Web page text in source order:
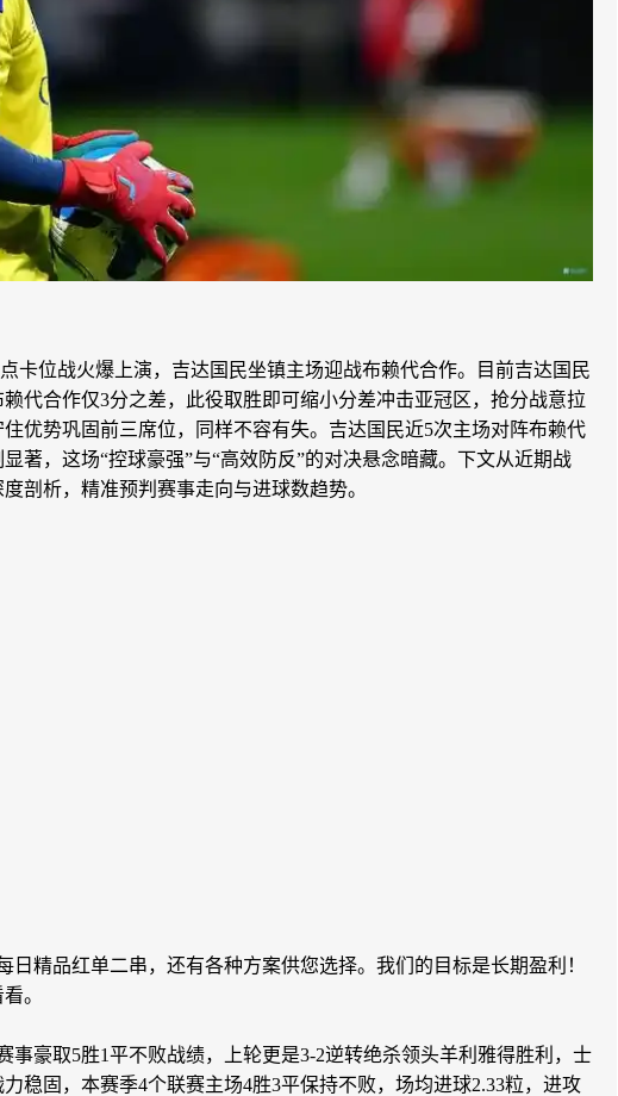
卡位战火爆上演，吉达国民坐镇主场迎战布赖代合作。目前吉达国民
代合作仅3分之差，此役取胜即可缩小分差冲击亚冠区，抢分战意拉
优势巩固前三席位，同样不容有失。吉达国民近5次主场对阵布赖代
著，这场“控球豪强”与“高效防反”的对决悬念暗藏。下文从近期战
剖析，精准预判赛事走向与进球数趋势。
日精品红单二串，还有各种方案供您选择。我们的目标是长期盈利！
。
事豪取5胜1平不败战绩，上轮更是3-2逆转绝杀领头羊利雅得胜利，士
稳固，本赛季4个联赛主场4胜3平保持不败，场均进球2.33粒，进攻